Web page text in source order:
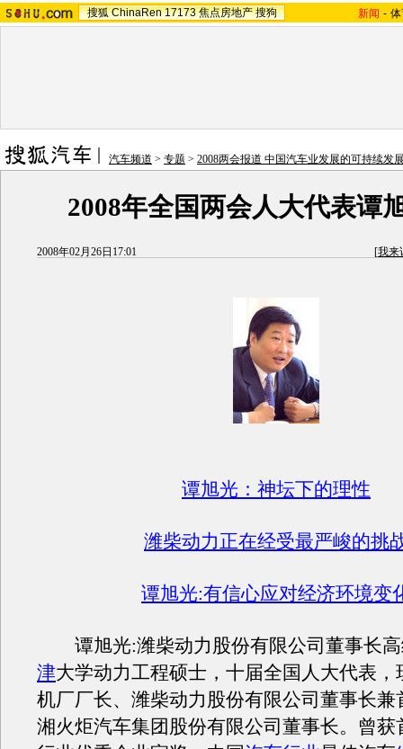
搜狐 ChinaRen 17173 焦点房地产 搜狗 新闻 -
汽车频道 > 专题 > 2008两会报道 中国汽车业发展的可持续发
2008年全国两会人大代表谭
2008年02月26日17:01 [我来
谭旭光：神坛下的理性
潍柴动力正在经受最严峻的挑
谭旭光:有信心应对经济环境变
谭旭光:潍柴动力股份有限公司董事长高
津大学动力工程硕士，十届全国人大代表，
机厂厂长、潍柴动力股份有限公司董事长兼
湘火炬汽车集团股份有限公司董事长。曾获